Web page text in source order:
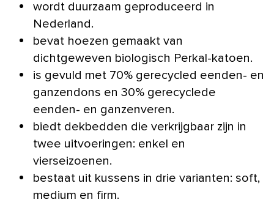
wordt duurzaam geproduceerd in
Nederland.
bevat hoezen gemaakt van
dichtgeweven biologisch Perkal-katoen.
is gevuld met 70% gerecycled eenden- en
ganzendons en 30% gerecyclede
eenden- en ganzenveren.
biedt dekbedden die verkrijgbaar zijn in
twee uitvoeringen: enkel en
vierseizoenen.
bestaat uit kussens in drie varianten: soft,
medium en firm.